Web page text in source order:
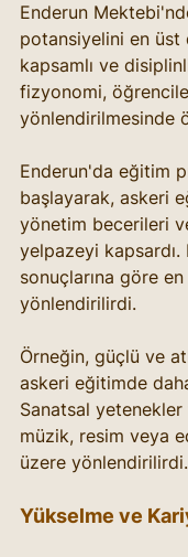
Enderun
potansiyelini en üst
kapsamlı ve
fizyonomi,
yönlendirilmesinde
Enderun'da eğitim
başlayarak, askeri
yönetim becerileri
yelpazeyi
sonuçlarına göre
yönlendirilirdi.
Örneğin, güçlü ve
askeri eğitimde
Sanatsal yetenekler
müzik, resim veya
üzere yönlendirilirdi.
Yükselme ve